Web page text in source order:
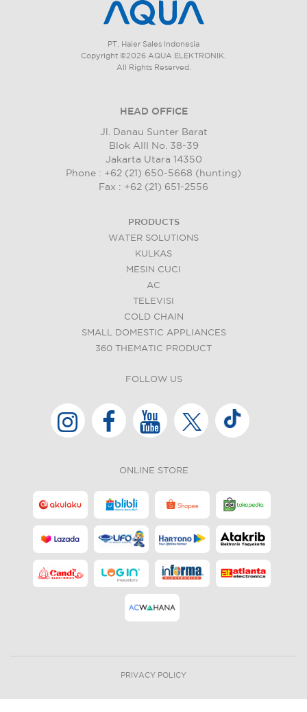
PT. Haier Sales Indonesia
Copyright ©2026 AQUA ELEKTRONIK.
All Rights Reserved.
HEAD OFFICE
Jl. Danau Sunter Barat
Blok AIII No. 38-39
Jakarta Utara 14350
Phone : +62 (21) 650-5668 (hunting)
Fax : +62 (21) 651-2556
PRODUCTS
WATER SOLUTIONS
KULKAS
MESIN CUCI
AC
TELEVISI
COLD CHAIN
SMALL DOMESTIC APPLIANCES
360 THEMATIC PRODUCT
FOLLOW US
ONLINE STORE
PRIVACY POLICY